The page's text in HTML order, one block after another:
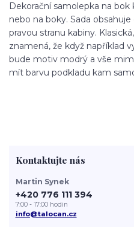
Dekorační samolepka na bok
nebo na boky. Sada
pravou stranu kabiny.
znamená, že když například
bude motiv modrý a vše
mít barvu podkladu kam
Kontaktujte nás
Martin Synek
+420 776 111 394
7:00 - 17:00 hodin
info@talocan.cz